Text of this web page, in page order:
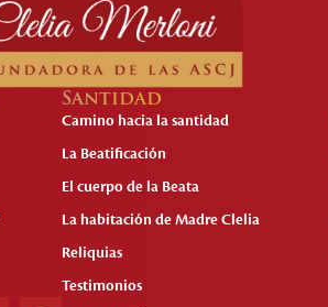
Santidad
Camino hacia la santidad
La Beatificación
El cuerpo de la Beata
La habitación de Madre Clelia
Reliquias
Testimonios